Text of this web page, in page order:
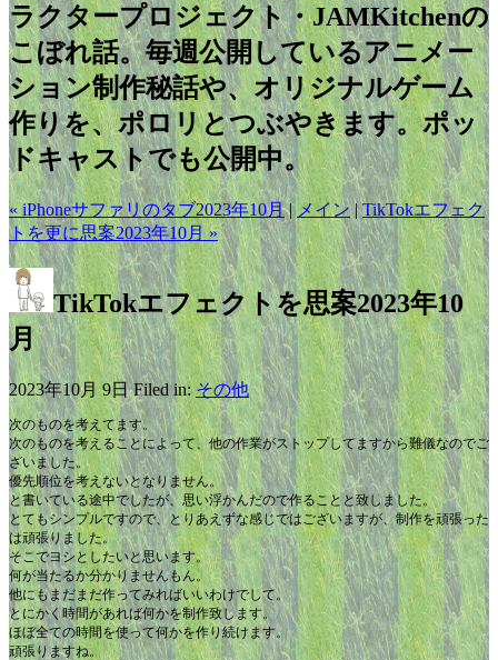
ラクタープロジェクト・JAMKitchenの
こぼれ話。毎週公開しているアニメー
ション制作秘話や、オリジナルゲーム
作りを、ポロリとつぶやきます。ポッ
ドキャストでも公開中。
« iPhoneサファリのタブ2023年10月|メイン|TikTokエフェク
トを更に思案2023年10月 »
TikTokエフェクトを思案2023年10
月
2023年10月 9日 Filed in:その他
次のものを考えてます。
次のものを考えることによって、他の作業がストップしてますから難儀なのでご
ざいました。
優先順位を考えないとなりません。
と書いている途中でしたが、思い浮かんだので作ることと致しました。
とてもシンプルですので、とりあえずな感じではございますが、制作を頑張った
は頑張りました。
そこでヨシとしたいと思います。
何が当たるか分かりませんもん。
他にもまだまだ作ってみればいいわけでして。
とにかく時間があれば何かを制作致します。
ほぼ全ての時間を使って何かを作り続けます。
頑張りますね。